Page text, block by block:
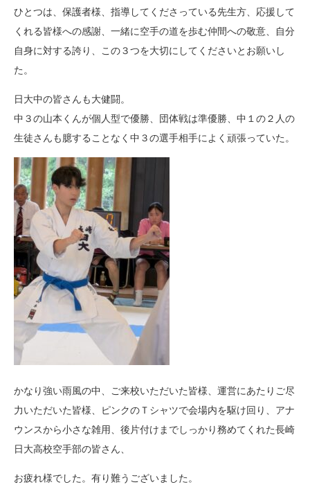
ひとつは、保護者様、指導してくださっている先生方、応援して
くれる皆様への感謝、一緒に空手の道を歩む仲間への敬意、自分
自身に対する誇り、この３つを大切にしてくださいとお願いし
た。
日大中の皆さんも大健闘。
中３の山本くんが個人型で優勝、団体戦は準優勝、中１の２人の
生徒さんも臆することなく中３の選手相手によく頑張っていた。
かなり強い雨風の中、ご来校いただいた皆様、運営にあたりご尽
力いただいた皆様、ピンクのＴシャツで会場内を駆け回り、アナ
ウンスから小さな雑用、後片付けまでしっかり務めてくれた長崎
日大高校空手部の皆さん、
お疲れ様でした。有り難うございました。